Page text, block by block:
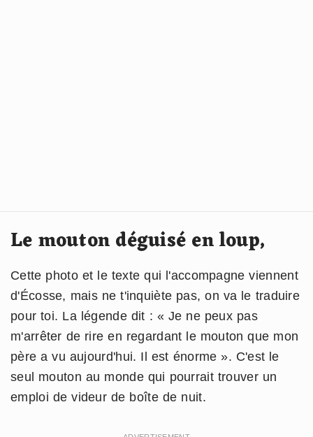
Le mouton déguisé en loup,
Cette photo et le texte qui l'accompagne viennent
d'Écosse, mais ne t'inquiète pas, on va le traduire
pour toi. La légende dit : « Je ne peux pas
m'arrêter de rire en regardant le mouton que mon
père a vu aujourd'hui. Il est énorme ». C'est le
seul mouton au monde qui pourrait trouver un
emploi de videur de boîte de nuit.